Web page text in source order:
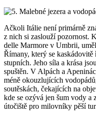
Ačkoli Itálie není primárně
z nich si zaslouží pozornost.
delle Marmore v Umbrii,
Římany, který se
stupních. Jeho síla a krása
spuštěn. V Alpách a
méně okouzlujících
soutěskách, čekajících na
kde se ozývá jen šum vody a
útočiště pro milovníky pěší